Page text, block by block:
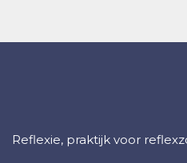
Reflexie, praktijk voor